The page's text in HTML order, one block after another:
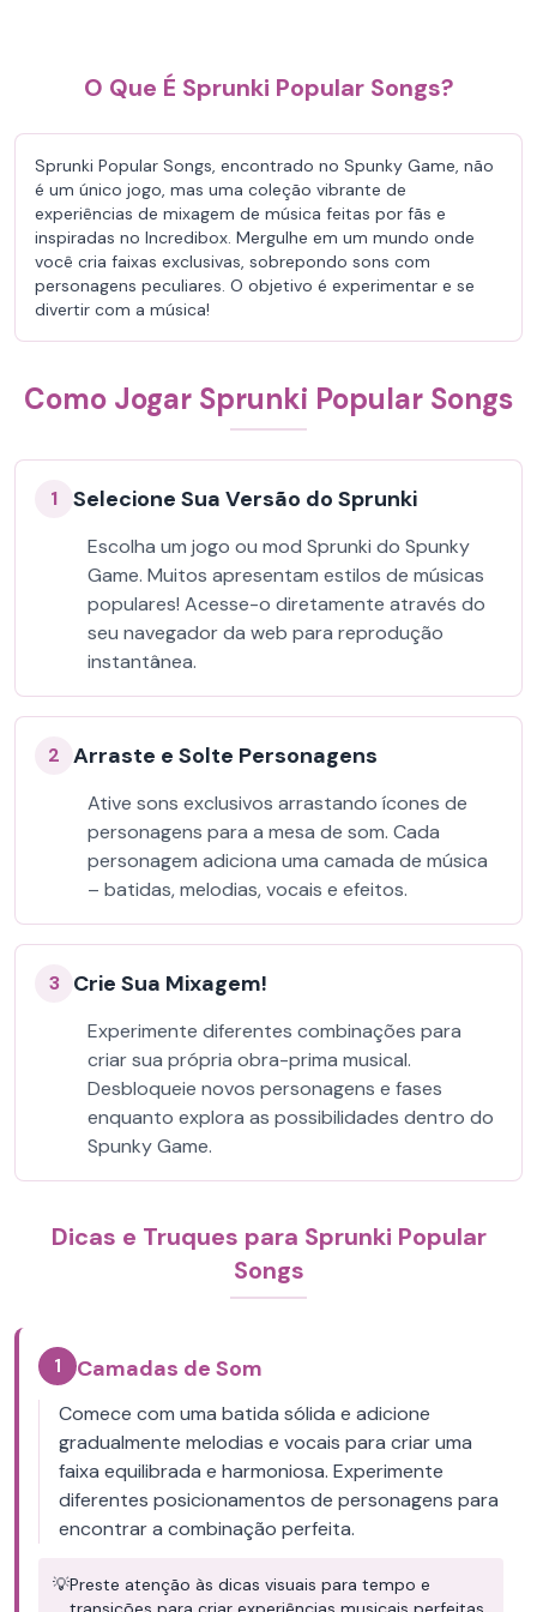
O Que É Sprunki Popular Songs?
Sprunki Popular Songs, encontrado no Spunky Game, não
é um único jogo, mas uma coleção vibrante de
experiências de mixagem de música feitas por fãs e
inspiradas no Incredibox. Mergulhe em um mundo onde
você cria faixas exclusivas, sobrepondo sons com
personagens peculiares. O objetivo é experimentar e se
divertir com a música!
Como Jogar Sprunki Popular Songs
1 Selecione Sua Versão do Sprunki
Escolha um jogo ou mod Sprunki do Spunky
Game. Muitos apresentam estilos de músicas
populares! Acesse-o diretamente através do
seu navegador da web para reprodução
instantânea.
2 Arraste e Solte Personagens
Ative sons exclusivos arrastando ícones de
personagens para a mesa de som. Cada
personagem adiciona uma camada de música
– batidas, melodias, vocais e efeitos.
3 Crie Sua Mixagem!
Experimente diferentes combinações para
criar sua própria obra-prima musical.
Desbloqueie novos personagens e fases
enquanto explora as possibilidades dentro do
Spunky Game.
Dicas e Truques para Sprunki Popular
Songs
1 Camadas de Som
Comece com uma batida sólida e adicione
gradualmente melodias e vocais para criar uma
faixa equilibrada e harmoniosa. Experimente
diferentes posicionamentos de personagens para
encontrar a combinação perfeita.
💡Preste atenção às dicas visuais para tempo e